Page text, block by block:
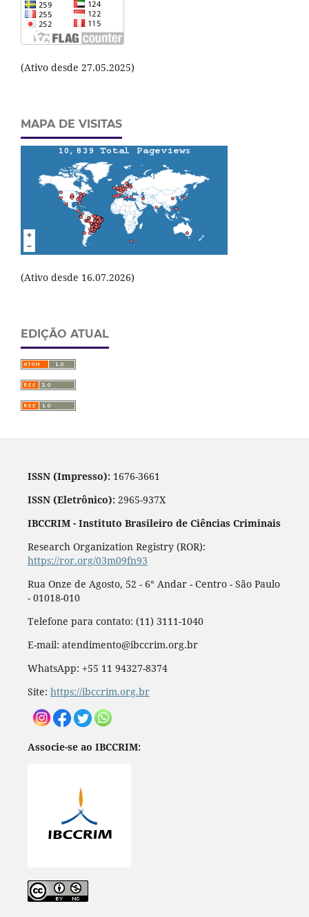
(Ativo desde 27.05.2025)
MAPA DE VISITAS
(Ativo desde 16.07.2026)
EDIÇÃO ATUAL
ISSN (Impresso):1676-3661
ISSN (Eletrônico):2965-937X
IBCCRIM - Instituto Brasileiro de Ciências Criminais
Research Organization Registry (ROR):
https://ror.org/03m09fn93
Rua Onze de Agosto, 52 - 6° Andar - Centro - São Paulo
- 01018-010
Telefone para contato: (11) 3111-1040
E-mail: atendimento@ibccrim.org.br
WhatsApp: +55 11 94327-8374
Site: https://ibccrim.org.br
Associe-se ao IBCCRIM: